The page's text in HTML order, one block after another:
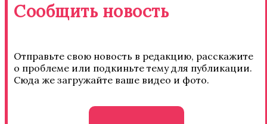
Сообщить новость
Отправьте свою новость в редакцию, расскажите
о проблеме или подкиньте тему для публикации.
Сюда же загружайте ваше видео и фото.